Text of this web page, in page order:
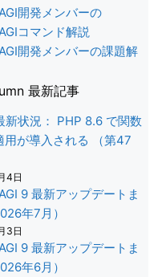
開発メンバーの
コマンド解説
開発メンバーの課題解
最新記事
新状況： PHP 8.6 で関数
用が導入される （第47
4日
9 最新アップデートま
年7月）
3日
9 最新アップデートま
年6月）